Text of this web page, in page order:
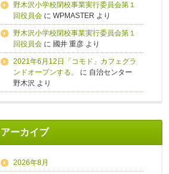
野木沢小学校閉校事業実行委員会第１
回役員会 に WPMASTER より
野木沢小学校閉校事業実行委員会第１
回役員会 に 國井 重彦 より
2021年6月12日「コモド」カフェグラ
ンドオープンする。
に 自治センター
野木沢 より
アーカイブ
2026年8月